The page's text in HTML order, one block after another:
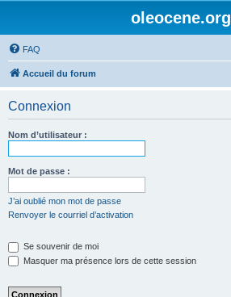
oleocene.org
FAQ
Accueil du forum
Connexion
Nom d’utilisateur :
Mot de passe :
J’ai oublié mon mot de passe
Renvoyer le courriel d’activation
Se souvenir de moi
Masquer ma présence lors de cette session